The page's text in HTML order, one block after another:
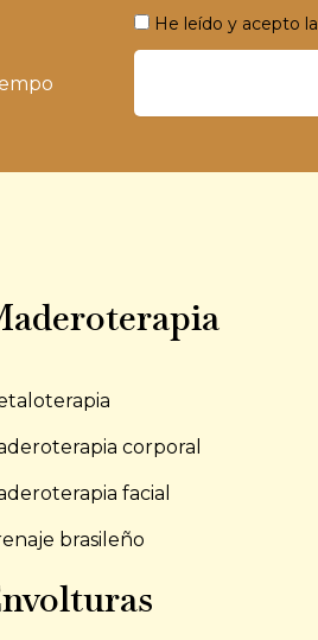
He leído y acepto la
corporal
facial
brasileño